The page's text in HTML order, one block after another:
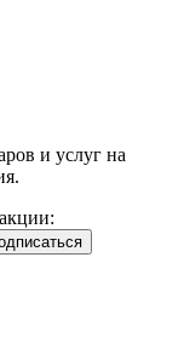
и услуг на